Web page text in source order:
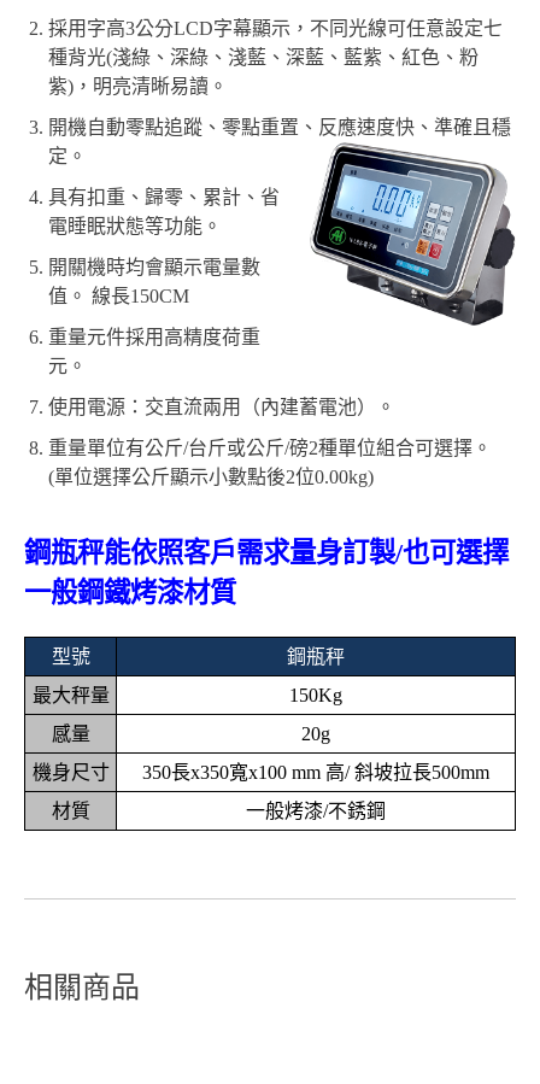
採用字高3公分LCD字幕顯示，不同光線可任意設定七
種背光(淺綠、深綠、淺藍、深藍、藍紫、紅色、粉
紫)，明亮清晰易讀。
開機自動零點追蹤、零點重置、反應速度快、準確且穩
定。
具有扣重、歸零、累計、省
電睡眠狀態等功能。
開關機時均會顯示電量數
值。 線長150CM
重量元件採用高精度荷重
元。
使用電源：交直流兩用（內建蓄電池）。
重量單位有公斤/台斤或公斤/磅2種單位組合可選擇。
(單位選擇公斤顯示小數點後2位0.00kg)
鋼瓶秤能依照客戶需求量身訂製/也可選擇
一般鋼鐵烤漆材質
型號
鋼瓶秤
最大秤量
150Kg
感量
20g
機身尺寸
350長x350寬x100 mm 高/ 斜坡拉長500mm
材質
一般烤漆/不銹鋼
相關商品